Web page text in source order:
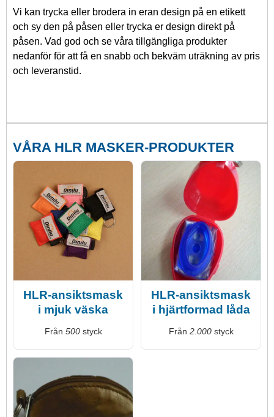
Vi kan trycka eller brodera in eran design på en etikett
och sy den på påsen eller trycka er design direkt på
påsen. Vad god och se våra tillgängliga produkter
nedanför för att få en snabb och bekväm uträkning av pris
och leveranstid.
VÅRA HLR MASKER-PRODUKTER
HLR-ansiktsmask
i mjuk väska
Från 500styck
HLR-ansiktsmask
i hjärtformad låda
Från 2.000styck